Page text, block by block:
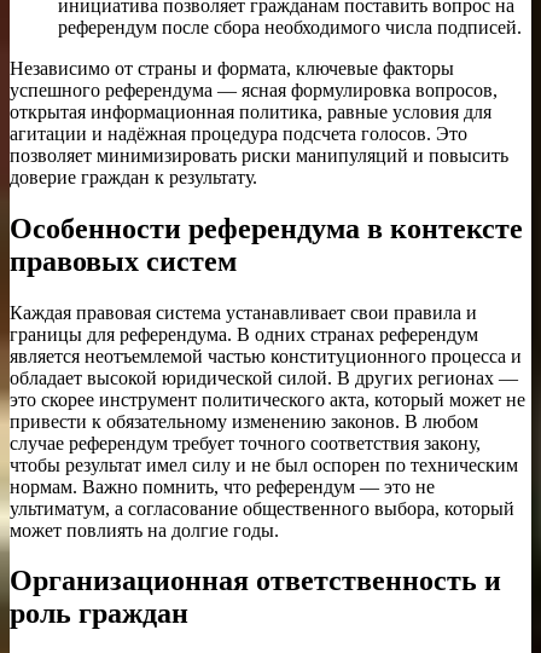
инициатива позволяет гражданам поставить вопрос на
референдум после сбора необходимого числа подписей.
Независимо от страны и формата, ключевые факторы
успешного референдума — ясная формулировка вопросов,
открытая информационная политика, равные условия для
агитации и надёжная процедура подсчета голосов. Это
позволяет минимизировать риски манипуляций и повысить
доверие граждан к результату.
Особенности референдума в контексте
правовых систем
Каждая правовая система устанавливает свои правила и
границы для референдума. В одних странах референдум
является неотъемлемой частью конституционного процесса и
обладает высокой юридической силой. В других регионах —
это скорее инструмент политического акта, который может не
привести к обязательному изменению законов. В любом
случае референдум требует точного соответствия закону,
чтобы результат имел силу и не был оспорен по техническим
нормам. Важно помнить, что референдум — это не
ультиматум, а согласование общественного выбора, который
может повлиять на долгие годы.
Организационная ответственность и
роль граждан